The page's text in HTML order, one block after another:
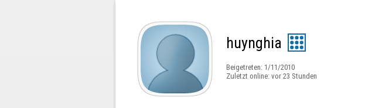
huynghia
Beigetreten: 1/11/2010
Zuletzt online: vor 23 Stunden